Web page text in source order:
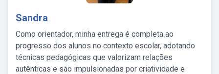
Sandra
Como orientador, minha entrega é completa ao
progresso dos alunos no contexto escolar, adotando
técnicas pedagógicas que valorizam relações
autênticas e são impulsionadas por criatividade e